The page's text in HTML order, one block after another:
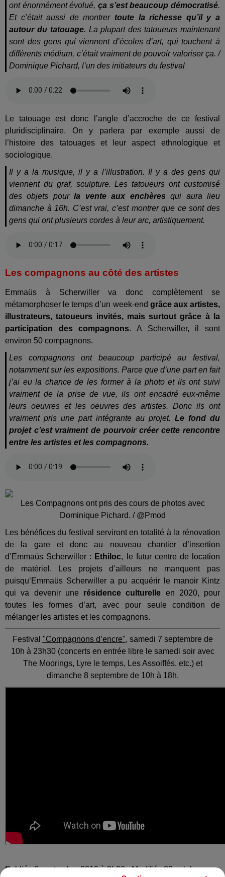
ont énormément évolué, ça s’est beaucoup démocratisé.
Et c’était aussi de montrertoute la richesse qu’il y a
autour du tatouage. La plupart des tatoueurs maintenant
sont des gens qui viennent d’écoles d’art, qui touchent à
différents médium, c’était vraiment de pouvoir valoriser ça. /
Dominique Pichard, l’un des initiateurs du festival
Le tatouage est donc l’angle d’accroche de ce festival
pluridisciplinaire. On y parlera par exemple aussi de
l’histoire des tatouages et leur aspect ethnologique et
sociologique.
Il y a la musique, il y a l’illustration. Il y a des gens qui
viennent du graf, sculpture. Les tatoueurs ont customisé
des objets pourla vente aux enchères qui aura lieu
dimanche à 16h. C’est vrai, c’est montrer que ce sont des
gens qui ont plusieurs cordes à leur arc, artistiquement.
Les compagnons au côté des artistes
Emmaüs à Scherwiller va donc complètement se
métamorphoser le temps d’un week-end grâce aux artistes,
illustrateurs, tatoueurs invités, mais surtout grâce à la
participation des compagnons. A Scherwiller, il sont
environ 50 compagnons.
Les compagnons ont beaucoup participé au festival,
notamment sur les expositions. Parce que d’une part en fait
j’ai eu la chance de les former à la photo et ils ont suivi
vraiment de la prise de vue, ils ont encadré eux-même
leurs oeuvres et les oeuvres des artistes. Donc ils ont
vraiment pris une part intégrante au projet. Le fond du
projet c’est vraiment de pourvoir créer cette rencontre
entre les artistes et les compagnons.
Les Compagnons ont pris des cours de photos avec
Dominique Pichard. / @Pmod
Les bénéfices du festival serviront en totalité à la rénovation
de la gare et donc au nouveau chantier d’insertion
d’Emmaüs Scherwiller : Ethiloc, le futur centre de location
de matériel. Les projets d’ailleurs ne manquent pas
puisqu’Emmaüs Scherwiller a pu acquérir le manoir Kintz
qui va devenir une résidence culturelle en 2020, pour
toutes les formes d’art, avec pour seule condition de
mélanger les artistes et les compagnons.
Festival "Compagnons d’encre", samedi 7 septembre de
10h à 23h30 (concerts en entrée libre le samedi soir avec
The Moorings, Lyre le temps, Les Assoiffés, etc.) et
dimanche 8 septembre de 10h à 18h.
Publié : 6 septembre 2019 à 8h00 - Modifié : 30 octobre